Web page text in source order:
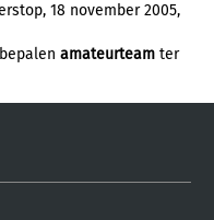
18 november 2005,
amateurteam ter